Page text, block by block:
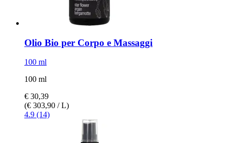
Olio Bio per Corpo e Massaggi
100 ml
100 ml
€ 30,39
(€ 303,90 / L)
4.9 (14)